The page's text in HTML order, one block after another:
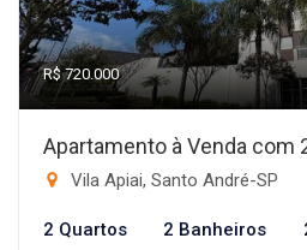
R$ 720.000
Apartamento à Venda com
Vila Apiai, Santo André-SP
2 Quartos 2 Banheiros